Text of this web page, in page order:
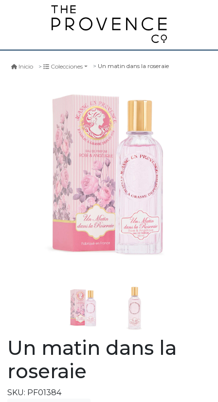
Inicio Colecciones Un matin dans la roseraie
Un matin dans la
roseraie
SKU: PF01384